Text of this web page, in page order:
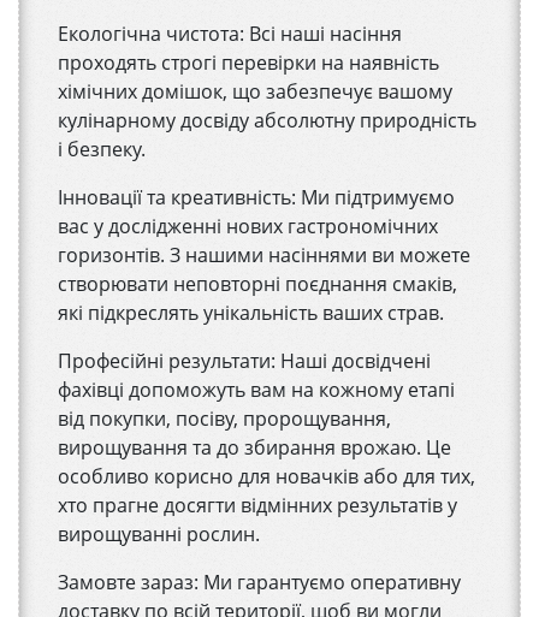
Екологічна чистота: Всі наші насіння
проходять строгі перевірки на наявність
хімічних домішок, що забезпечує вашому
кулінарному досвіду абсолютну природність
і безпеку.
Інновації та креативність: Ми підтримуємо
вас у дослідженні нових гастрономічних
горизонтів. З нашими насіннями ви можете
створювати неповторні поєднання смаків,
які підкреслять унікальність ваших страв.
Професійні результати: Наші досвідчені
фахівці допоможуть вам на кожному етапі
від покупки, посіву, пророщування,
вирощування та до збирання врожаю. Це
особливо корисно для новачків або для тих,
хто прагне досягти відмінних результатів у
вирощуванні рослин.
Замовте зараз: Ми гарантуємо оперативну
доставку по всій території, щоб ви могли